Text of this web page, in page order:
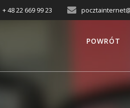
+ 48 22 669 99 23
POWRÓT